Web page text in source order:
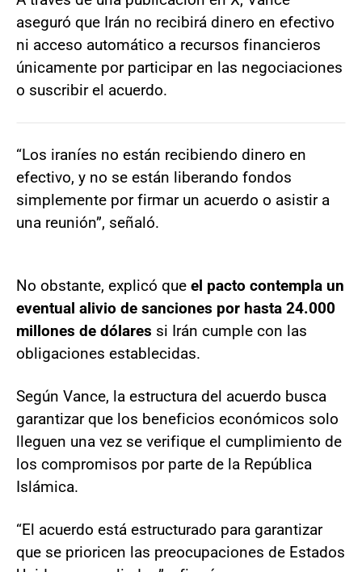
aseguró que Irán no recibirá dinero en efectivo
ni acceso automático a recursos financieros
únicamente por participar en las negociaciones
o suscribir el acuerdo.
“Los iraníes no están recibiendo dinero en
efectivo, y no se están liberando fondos
simplemente por firmar un acuerdo o asistir a
una reunión”, señaló.
No obstante, explicó que el pacto contempla un
eventual alivio de sanciones por hasta 24.000
millones de dólares si Irán cumple con las
obligaciones establecidas.
Según Vance, la estructura del acuerdo busca
garantizar que los beneficios económicos solo
lleguen una vez se verifique el cumplimiento de
los compromisos por parte de la República
Islámica.
“El acuerdo está estructurado para garantizar
que se prioricen las preocupaciones de Estados